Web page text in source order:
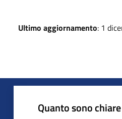
Ultimo aggiornamento: 1
Quanto sono